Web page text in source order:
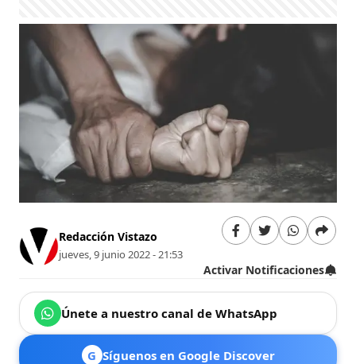
Redacción Vistazo
jueves, 9 junio 2022 - 21:53
Activar Notificaciones
Únete a nuestro canal de WhatsApp
G Síguenos en Google Discover